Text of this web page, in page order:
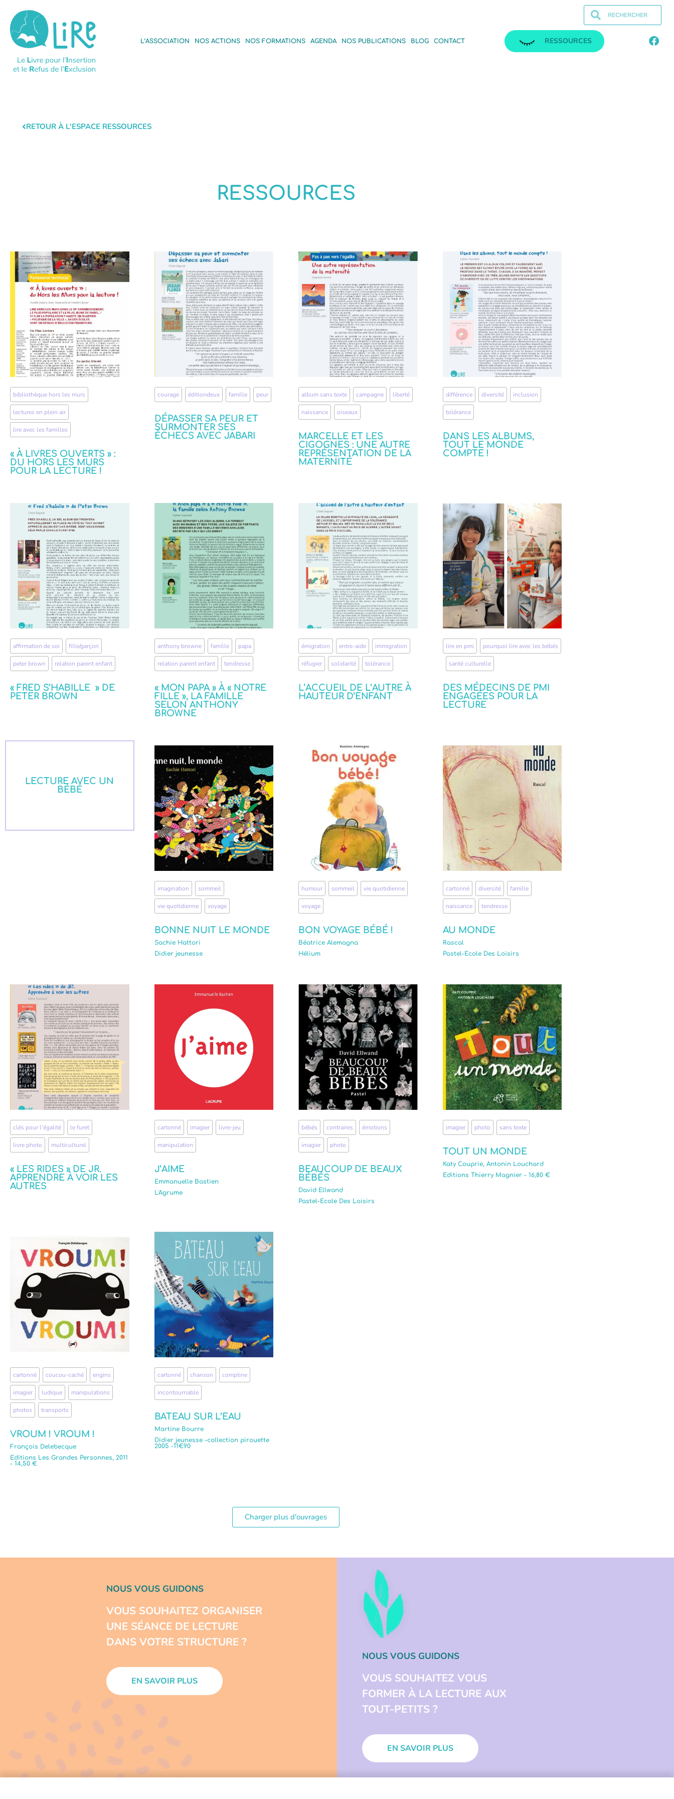
L’ASSOCIATION NOS ACTIONS NOS FORMATIONS AGENDA NOS PUBLICATIONS BLOG CONTACT RESSOURCES
RETOUR À L'ESPACE RESSOURCES
RESSOURCES
bibliothèque hors les murs
lectures en plein air
lire avec les familles
« À LIVRES OUVERTS » :
DU HORS LES MURS
POUR LA LECTURE !
courage éditiondeux famille peur
DÉPASSER SA PEUR ET
SURMONTER SES
ÉCHECS AVEC JABARI
album sans texte campagne liberté
naissance oiseaux
MARCELLE ET LES
CIGOGNES : UNE AUTRE
REPRÉSENTATION DE LA
MATERNITÉ
différence diversité inclusion
tolérance
DANS LES ALBUMS,
TOUT LE MONDE
COMPTE !
affirmation de soi fille/garçon
peter brown relation parent enfant
« FRED S’HABILLE » DE
PETER BROWN
anthony browne famille papa
relation parent enfant tendresse
« MON PAPA » À « NOTRE
FILLE », LA FAMILLE
SELON ANTHONY
BROWNE
émigration entre-aide immigration
réfugier solidarité tolérance
L’ACCUEIL DE L’AUTRE À
HAUTEUR D’ENFANT
lire en pmi pourquoi lire avec les bébés
santé culturelle
DES MÉDECINS DE PMI
ENGAGÉES POUR LA
LECTURE
LECTURE AVEC UN
BÉBÉ
imagination sommeil
vie quotidienne voyage
BONNE NUIT LE MONDE
Sachie Hattori
Didier jeunesse
humour sommeil vie quotidienne
voyage
BON VOYAGE BÉBÉ !
Béatrice Alemagna
Hélium
cartonné diversité famille
naissance tendresse
AU MONDE
Rascal
Pastel-Ecole Des Loisirs
clés pour l'égalité le furet
livre photo multiculturel
« LES RIDES » DE JR.
APPRENDRE À VOIR LES
AUTRES
cartonné imagier livre-jeu
manipulation
J’AIME
Emmanuelle Bastien
L'Agrume
bébés contraires émotions
imagier photo
BEAUCOUP DE BEAUX
BÉBÉS
David Ellwand
Pastel-Ecole Des Loisirs
imagier photo sans texte
TOUT UN MONDE
Katy Couprie, Antonin Louchard
Editions Thierry Magnier - 16,80 €
cartonné coucou-caché engins
imagier ludique manipulations
photos transports
VROUM ! VROUM !
François Delebecque
Editions Les Grandes Personnes, 2011
- 14,50 €
cartonné chanson comptine
incontournable
BATEAU SUR L’EAU
Martine Bourre
Didier jeunesse -collection pirouette
2005 -11€90
Charger plus d'ouvrages
NOUS VOUS GUIDONS
VOUS SOUHAITEZ ORGANISER
UNE SÉANCE DE LECTURE
DANS VOTRE STRUCTURE ?
EN SAVOIR PLUS
NOUS VOUS GUIDONS
VOUS SOUHAITEZ VOUS
FORMER À LA LECTURE AUX
TOUT-PETITS ?
EN SAVOIR PLUS